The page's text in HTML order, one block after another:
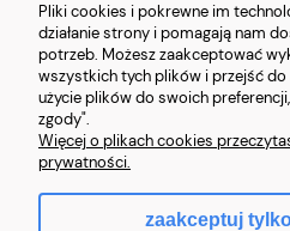
INFORMACJE
Złote Nici 2022
Pliki cookies i pokrewne im
działanie strony i pomagają nam
potrzeb. Możesz zaakceptować
wszystkich tych plików i przejść
użycie plików do swoich
zgody".
Więcej o plikach cookies
prywatności.
zaakceptuj